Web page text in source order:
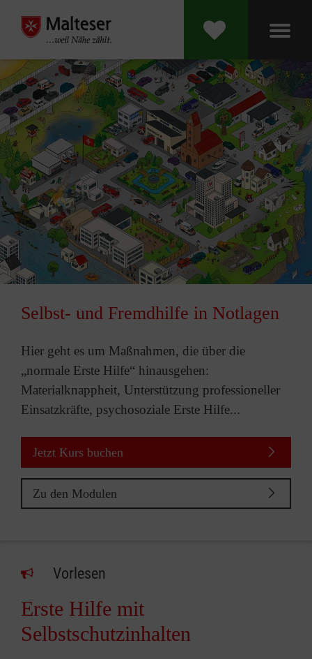
Selbst- und Fremdhilfe in Notlagen
Hier geht es um Maßnahmen, die über die
„normale Erste Hilfe“ hinausgehen:
Materialknappheit, Unterstützung professioneller
Einsatzkräfte, psychosoziale Erste Hilfe...
Jetzt Kurs buchen
Zu den Modulen
Vorlesen
Erste Hilfe mit
Selbstschutzinhalten